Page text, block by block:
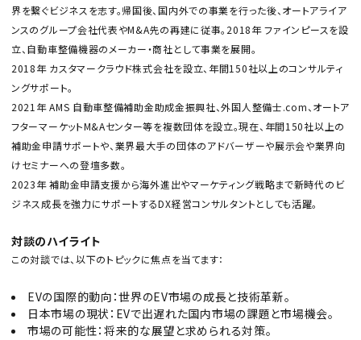
界を繋ぐビジネスを志す。帰国後、国内外での事業を行った後、オートアライア
ンスのグループ会社代表やM&A先の再建に従事。2018年 ファインピースを設
立、自動車整備機器のメーカー・商社として事業を展開。
2018年 カスタマークラウド株式会社を設立、年間150社以上のコンサルティ
ングサポート。
2021年 AMS 自動車整備補助金助成金振興社、外国人整備士.com、オートア
フターマーケットM&Aセンター等を複数団体を設立。現在、年間150社以上の
補助金申請サポートや、業界最大手の団体のアドバーザーや展示会や業界向
けセミナーへの登壇多数。
2023年 補助金申請支援から海外進出やマーケティング戦略まで新時代のビ
ジネス成長を強力にサポートするDX経営コンサルタントとしても活躍。
対談のハイライト
この対談では、以下のトピックに焦点を当てます：
EVの国際的動向：世界のEV市場の成長と技術革新。
日本市場の現状：EVで出遅れた国内市場の課題と市場機会。
市場の可能性：将来的な展望と求められる対策。